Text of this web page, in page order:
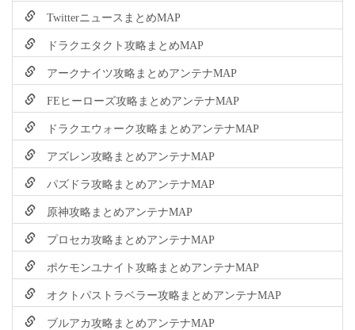
TwitterニュースまとめMAP
ドラクエタクト攻略まとめMAP
アークナイツ攻略まとめアンテナMAP
FEヒーローズ攻略まとめアンテナMAP
ドラクエウォーク攻略まとめアンテナMAP
アズレン攻略まとめアンテナMAP
パズドラ攻略まとめアンテナMAP
原神攻略まとめアンテナMAP
プロセカ攻略まとめアンテナMAP
ポケモンユナイト攻略まとめアンテナMAP
オクトパストラベラー攻略まとめアンテナMAP
ブルアカ攻略まとめアンテナMAP